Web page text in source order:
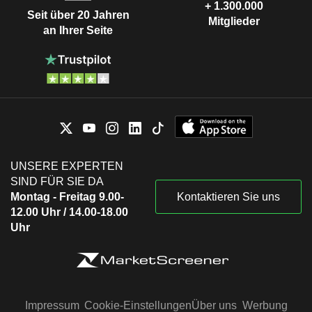
Seit über 20 Jahren
an Ihrer Seite
+ 1.300.000
Mitglieder
UNSERE EXPERTEN
SIND FÜR SIE DA
Montag - Freitag 9.00-
12.00 Uhr / 14.00-18.00
Uhr
Kontaktieren Sie uns
Impressum Cookie-EinstellungenÜber uns Werbung